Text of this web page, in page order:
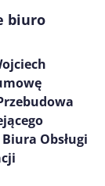
biuro
Obsługi